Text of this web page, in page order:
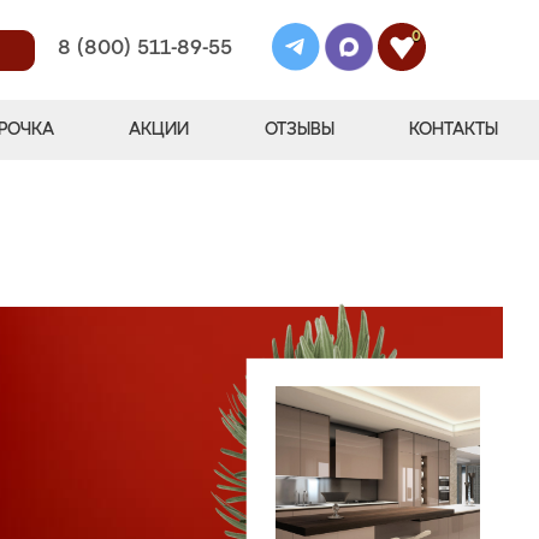
8 (800) 511-89-55
0
АКЦИИ ОТЗЫВЫ КОНТАКТЫ